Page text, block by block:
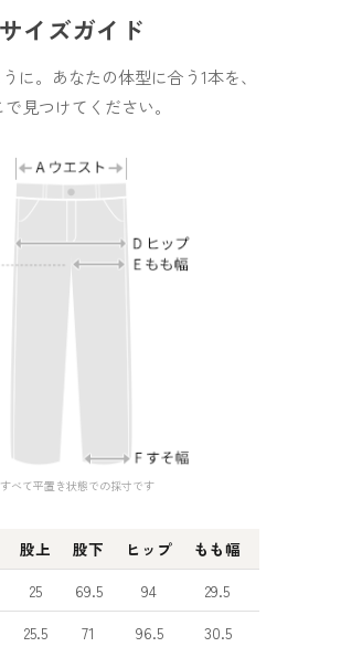
サイズガイド
に。あなたの体型に合う1本を、
で見つけてください。
べて平置き状態での採寸です
股上 股下 ヒップ もも幅
25 69.5 94 29.5
25.5 71 96.5 30.5